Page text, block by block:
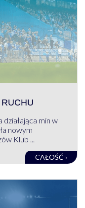
min w
nowym
Klub ...
CAŁOŚĆ ›